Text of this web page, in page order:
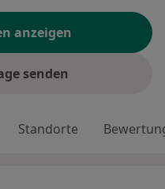
anzeigen
senden
Standorte